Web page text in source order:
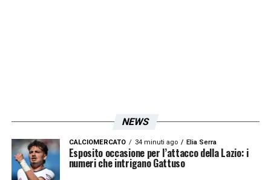
NEWS
CALCIOMERCATO 34 minuti ago Elia Serra
Esposito occasione per l’attacco della Lazio: i
numeri che intrigano Gattuso